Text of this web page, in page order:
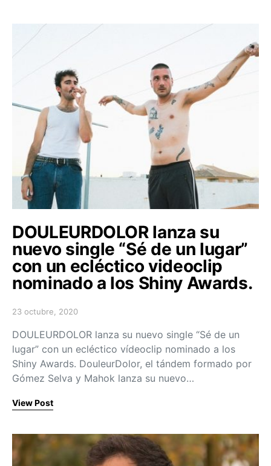
DOULEURDOLOR lanza su
nuevo single “Sé de un lugar”
con un ecléctico videoclip
nominado a los Shiny Awards.
Posted on
23 octubre, 2020
DOULEURDOLOR lanza su nuevo single “Sé de un
lugar” con un ecléctico vídeoclip nominado a los
Shiny Awards. DouleurDolor, el tándem formado por
Gómez Selva y Mahok lanza su nuevo…
View Post